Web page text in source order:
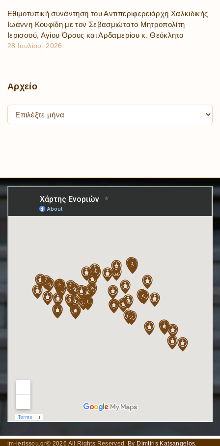
Εθιμοτυπική συνάντηση του Αντιπεριφερειάρχη Χαλκιδικής
Ιωάννη Κουφίδη με τον Σεβασμιώτατο Μητροπολίτη
Ιερισσού, Αγίου Όρους και Αρδαμερίου κ. Θεόκλητο
28 Ιουλίου, 2026
Αρχείο
im-ierissou.gr© 2026 All Rights Reserved. By Dimtiris Katsangelos.